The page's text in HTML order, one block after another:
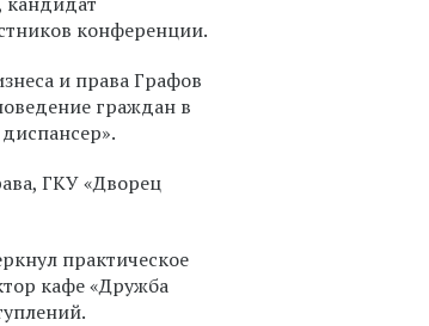
конференции.
и права Графов
граждан в
ГКУ «Дворец
практическое
кафе «Дружба